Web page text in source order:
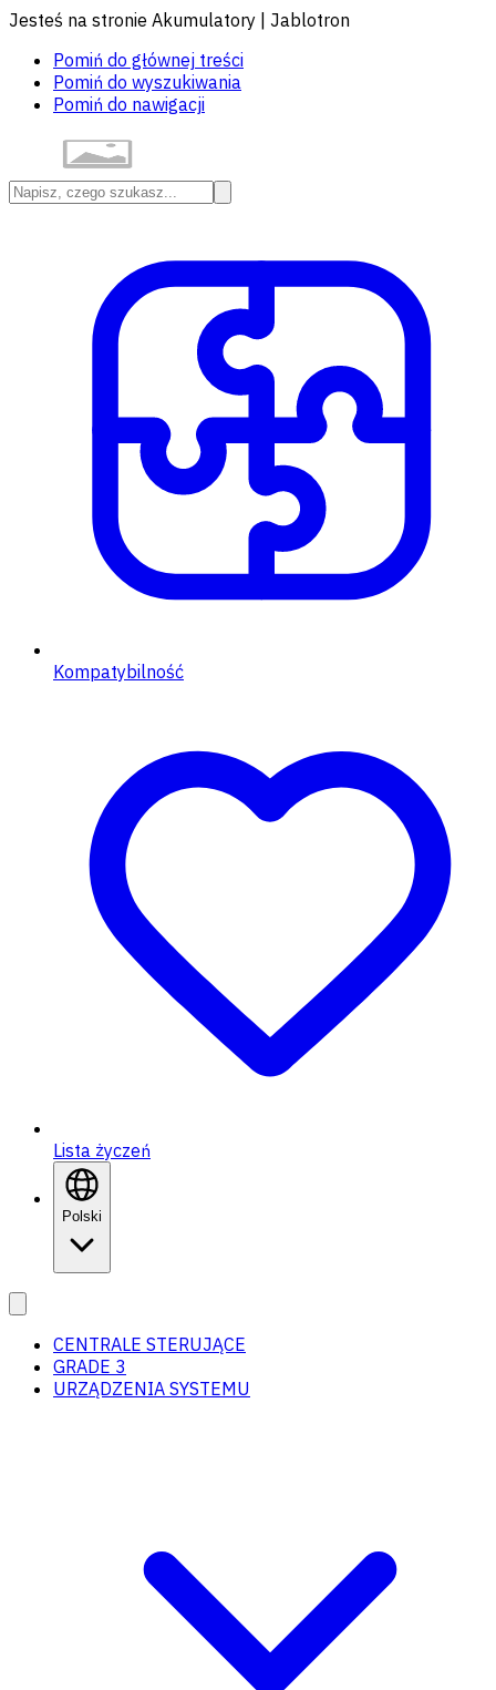
Jesteś na stronie Akumulatory | Jablotron
Pomiń do głównej treści
Pomiń do wyszukiwania
Pomiń do nawigacji
Kompatybilność
Lista życzeń
Polski
CENTRALE STERUJĄCE
GRADE 3
URZĄDZENIA SYSTEMU